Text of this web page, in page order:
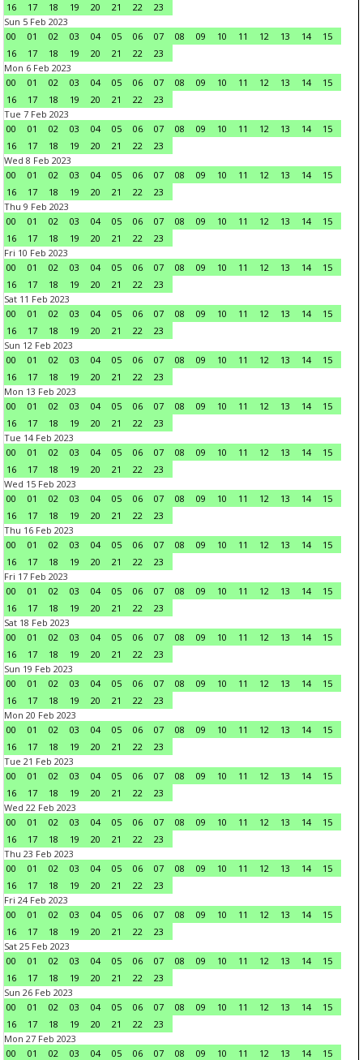
16
17 18 19 20 21 22
23
Sun 5 Feb 2023
00
01 02 03 04 05 06 07 08 09 10 11 12 13 14
15
16
17 18 19 20 21 22
23
Mon 6 Feb 2023
00
01 02 03 04 05 06 07 08 09 10 11 12 13 14
15
16
17 18 19 20 21 22
23
Tue 7 Feb 2023
00
01 02 03 04 05 06 07 08 09 10 11 12 13 14
15
16
17 18 19 20 21 22
23
Wed 8 Feb 2023
00
01 02 03 04 05 06 07 08 09 10 11 12 13 14
15
16
17 18 19 20 21 22
23
Thu 9 Feb 2023
00
01 02 03 04 05 06 07 08 09 10 11 12 13 14
15
16
17 18 19 20 21 22
23
Fri 10 Feb 2023
00
01 02 03 04 05 06 07 08 09 10 11 12 13 14
15
16
17 18 19 20 21 22
23
Sat 11 Feb 2023
00
01 02 03 04 05 06 07 08 09 10 11 12 13 14
15
16
17 18 19 20 21 22
23
Sun 12 Feb 2023
00
01 02 03 04 05 06 07 08 09 10 11 12 13 14
15
16
17 18 19 20 21 22
23
Mon 13 Feb 2023
00
01 02 03 04 05 06 07 08 09 10 11 12 13 14
15
16
17 18 19 20 21 22
23
Tue 14 Feb 2023
00
01 02 03 04 05 06 07 08 09 10 11 12 13 14
15
16
17 18 19 20 21 22
23
Wed 15 Feb 2023
00
01 02 03 04 05 06 07 08 09 10 11 12 13 14
15
16
17 18 19 20 21 22
23
Thu 16 Feb 2023
00
01 02 03 04 05 06 07 08 09 10 11 12 13 14
15
16
17 18 19 20 21 22
23
Fri 17 Feb 2023
00
01 02 03 04 05 06 07 08 09 10 11 12 13 14
15
16
17 18 19 20 21 22
23
Sat 18 Feb 2023
00
01 02 03 04 05 06 07 08 09 10 11 12 13 14
15
16
17 18 19 20 21 22
23
Sun 19 Feb 2023
00
01 02 03 04 05 06 07 08 09 10 11 12 13 14
15
16
17 18 19 20 21 22
23
Mon 20 Feb 2023
00
01 02 03 04 05 06 07 08 09 10 11 12 13 14
15
16
17 18 19 20 21 22
23
Tue 21 Feb 2023
00
01 02 03 04 05 06 07 08 09 10 11 12 13 14
15
16
17 18 19 20 21 22
23
Wed 22 Feb 2023
00
01 02 03 04 05 06 07 08 09 10 11 12 13 14
15
16
17 18 19 20 21 22
23
Thu 23 Feb 2023
00
01 02 03 04 05 06 07 08 09 10 11 12 13 14
15
16
17 18 19 20 21 22
23
Fri 24 Feb 2023
00
01 02 03 04 05 06 07 08 09 10 11 12 13 14
15
16
17 18 19 20 21 22
23
Sat 25 Feb 2023
00
01 02 03 04 05 06 07 08 09 10 11 12 13 14
15
16
17 18 19 20 21 22
23
Sun 26 Feb 2023
00
01 02 03 04 05 06 07 08 09 10 11 12 13 14
15
16
17 18 19 20 21 22
23
Mon 27 Feb 2023
00
01 02 03 04 05 06 07 08 09 10 11 12 13 14
15